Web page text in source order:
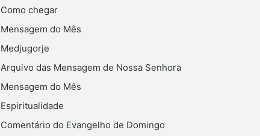
Como chegar
Mensagem do Mês
Medjugorje
Arquivo das Mensagem de Nossa Senhora
Mensagem do Mês
Espiritualidade
Comentário do Evangelho de Domingo